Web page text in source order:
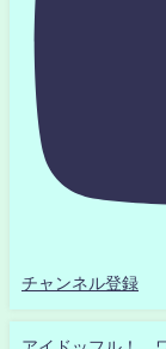
チャンネル登録